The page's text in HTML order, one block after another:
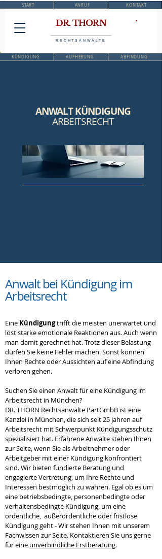
START ANRUF KONTAKT
DR. THORN
RECHTSANWÄLTE
KÜNDIGUNG AUFHEBUNG ABFINDUNG
ANWALT KÜNDIGUNG
ARBEITSRECHT
Anwalt bei Kündigung im
Arbeitsrecht
Eine Kündigungtrifft die meisten unerwartet und
löst starke emotionale Reaktionen aus. Auch wenn
man damit gerechnet hat. Trotz dieser Belastung
dürfen Sie keine Fehler machen. Sonst können
Ihnen Rechte oder Aussichten auf eine Abfindung
verloren gehen.
Suchen Sie einen Anwalt für eine Kündigung im
Arbeitsrecht in München?
DR. THORN Rechtsanwälte PartGmbB ist eine
Kanzlei in München, die sich seit 25 Jahren auf
Arbeitsrecht mit Schwerpunkt Kündigungsschutz
spezialisiert hat. Erfahrene Anwälte stehen Ihnen
zur Seite, wenn Sie als Arbeitnehmer oder
Arbeitgeber mit einer Kündigung konfrontiert
sind. Wir bieten fundierte Beratung und
engagierte Vertretung, um Ihre Rechte und
Interessen bestmöglich zu wahren. Egal ob es um
eine betriebsbedingte, personenbedingte oder
verhaltensbedingte Kündigung, um eine
ordentliche, außerordentliche oder fristlose
Kündigung geht - Wir stehen Ihnen mit unserem
Fachwissen zur Seite. Kontaktieren Sie uns gerne
für eine unverbindliche Erstberatung.